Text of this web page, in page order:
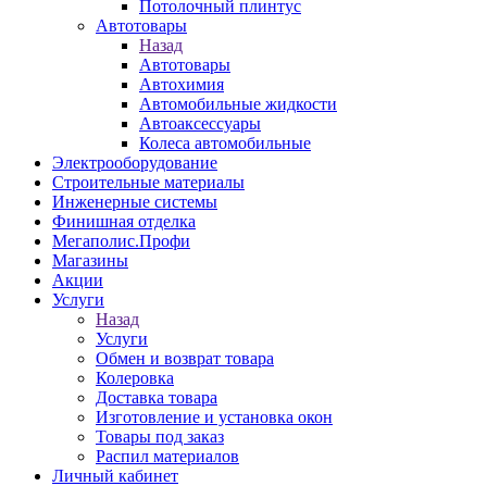
Потолочный плинтус
Автотовары
Назад
Автотовары
Автохимия
Автомобильные жидкости
Автоаксессуары
Колеса автомобильные
Электрооборудование
Строительные материалы
Инженерные системы
Финишная отделка
Мегаполис.Профи
Магазины
Акции
Услуги
Назад
Услуги
Обмен и возврат товара
Колеровка
Доставка товара
Изготовление и установка окон
Товары под заказ
Распил материалов
Личный кабинет